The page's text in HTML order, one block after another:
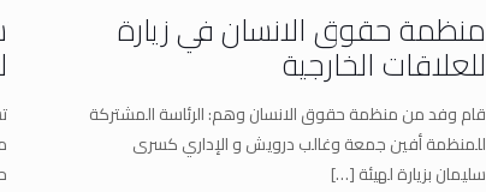
منظمة حقوق الانسان في زيارة
للعلاقات الخارجية
قام وفد من منظمة حقوق الانسان وهم: الرئاسة المشتركة
للمنظمة أفين جمعة وغالب درويش و الإداري كسرى
سليمان بزيارة لهيئة[…]